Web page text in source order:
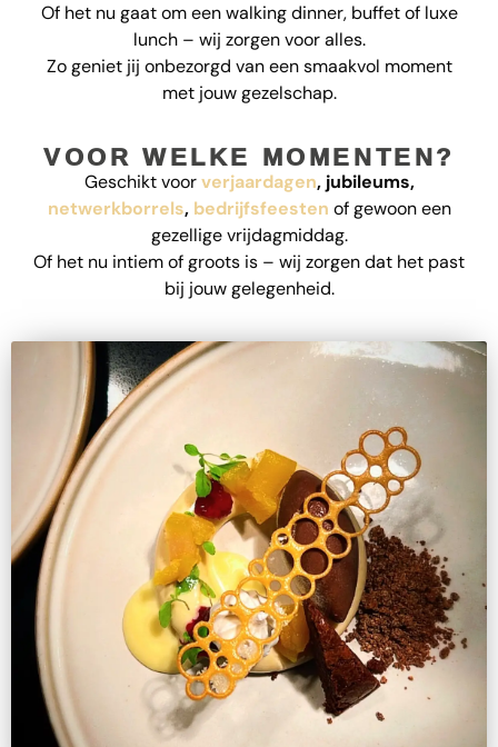
Of het nu gaat om een walking dinner, buffet of luxe
lunch – wij zorgen voor alles.
Zo geniet jij onbezorgd van een smaakvol moment
met jouw gezelschap.
VOOR WELKE MOMENTEN?
Geschikt voorverjaardagen, jubileums,
netwerkborrels, bedrijfsfeesten of gewoon een
gezellige vrijdagmiddag.
Of het nu intiem of groots is – wij zorgen dat het past
bij jouw gelegenheid.